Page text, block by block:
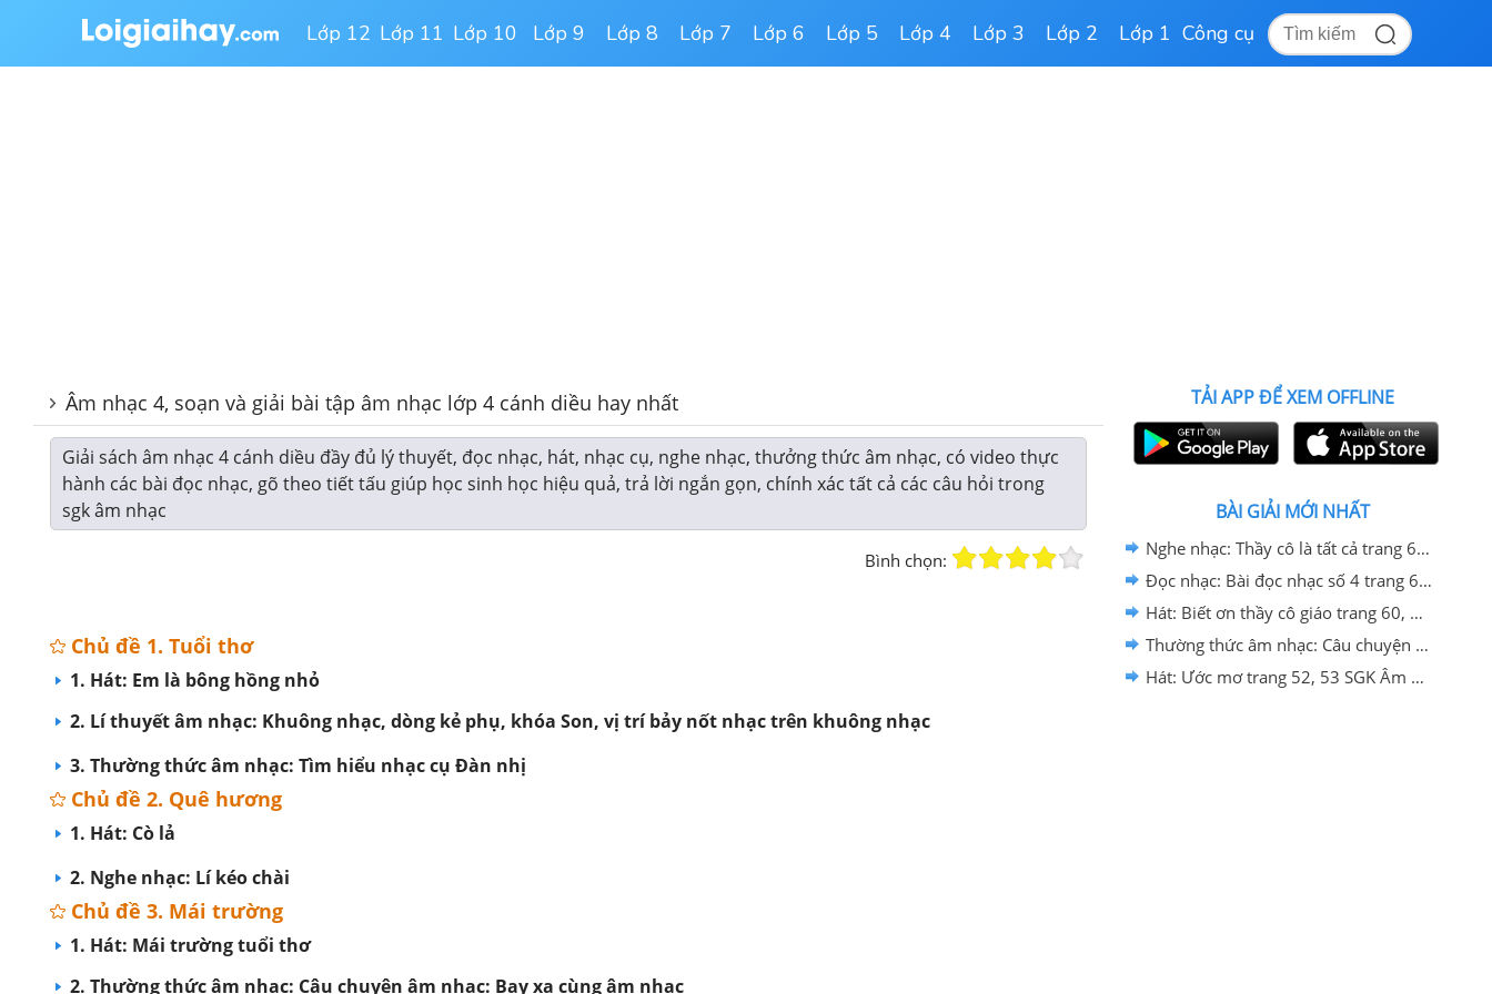
Lớp 12 Lớp 11 Lớp 10 Lớp 9 Lớp 8 Lớp 7 Lớp 6 Lớp 5 Lớp 4 Lớp 3 Lớp 2 Lớp 1 Công cụ
Âm nhạc 4, soạn và giải bài tập âm nhạc lớp 4 cánh diều hay nhất
Giải sách âm nhạc 4 cánh diều đầy đủ lý thuyết, đọc nhạc, hát, nhạc cụ, nghe nhạc, thưởng thức âm nhạc, có video thực
hành các bài đọc nhạc, gõ theo tiết tấu giúp học sinh học hiệu quả, trả lời ngắn gọn, chính xác tất cả các câu hỏi trong
sgk âm nhạc
Bình chọn:
Chủ đề 1. Tuổi thơ
1. Hát: Em là bông hồng nhỏ
2. Lí thuyết âm nhạc: Khuông nhạc, dòng kẻ phụ, khóa Son, vị trí bảy nốt nhạc trên khuông nhạc
3. Thường thức âm nhạc: Tìm hiểu nhạc cụ Đàn nhị
Chủ đề 2. Quê hương
1. Hát: Cò lả
2. Nghe nhạc: Lí kéo chài
Chủ đề 3. Mái trường
1. Hát: Mái trường tuổi thơ
2. Thường thức âm nhạc: Câu chuyện âm nhạc: Bay xa cùng âm nhạc
TẢI APP ĐỂ XEM OFFLINE
BÀI GIẢI MỚI NHẤT
Nghe nhạc: Thầy cô là tất cả trang 63 SGK Âm nhạc 4 Cánh diều
Đọc nhạc: Bài đọc nhạc số 4 trang 62 SGK Âm nhạc 4 Cánh diều
Hát: Biết ơn thầy cô giáo trang 60, 61 SGK Âm nhạc 4 Cánh diều
Thường thức âm nhạc: Câu chuyện âm nhạc: Bá Nha và Tử Kỳ trang 56, 57 SGK Âm nhạc 4 Cánh diều
Hát: Ước mơ trang 52, 53 SGK Âm nhạc 4 Cánh diều